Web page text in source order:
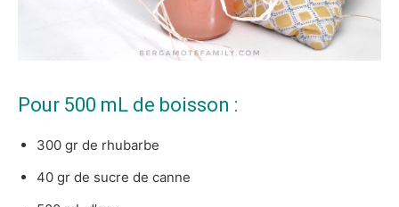
Pour 500 mL de boisson :
300 gr de rhubarbe
40 gr de sucre de canne